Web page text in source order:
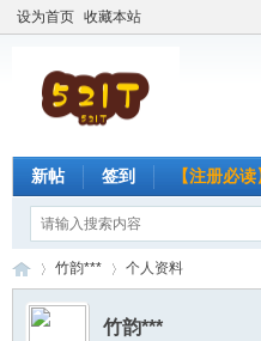
设为首页 收藏本站
新帖 签到 【注册必读
竹韵*** 个人资料
竹韵***